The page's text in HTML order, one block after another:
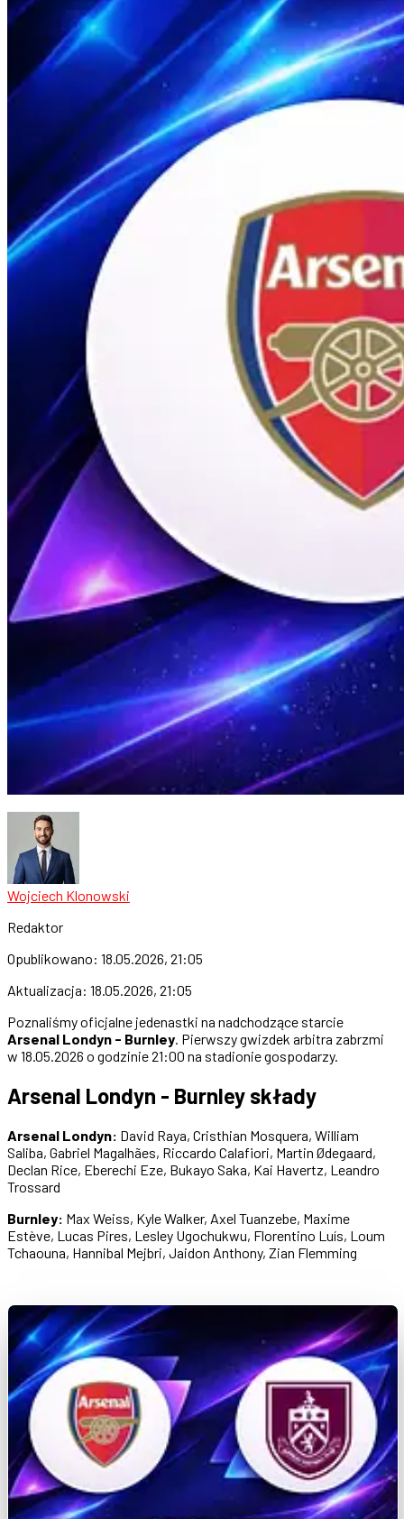
Wojciech Klonowski
Redaktor
Opublikowano: 18.05.2026, 21:05
Aktualizacja: 18.05.2026, 21:05
Poznaliśmy oficjalne jedenastki na nadchodzące starcie
Arsenal Londyn - Burnley. Pierwszy gwizdek arbitra zabrzmi
w 18.05.2026 o godzinie 21:00 na stadionie gospodarzy.
Arsenal Londyn - Burnley składy
Arsenal Londyn: David Raya, Cristhian Mosquera, William
Saliba, Gabriel Magalhães, Riccardo Calafiori, Martin Ødegaard,
Declan Rice, Eberechi Eze, Bukayo Saka, Kai Havertz, Leandro
Trossard
Burnley: Max Weiss, Kyle Walker, Axel Tuanzebe, Maxime
Estève, Lucas Pires, Lesley Ugochukwu, Florentino Luís, Loum
Tchaouna, Hannibal Mejbri, Jaidon Anthony, Zian Flemming